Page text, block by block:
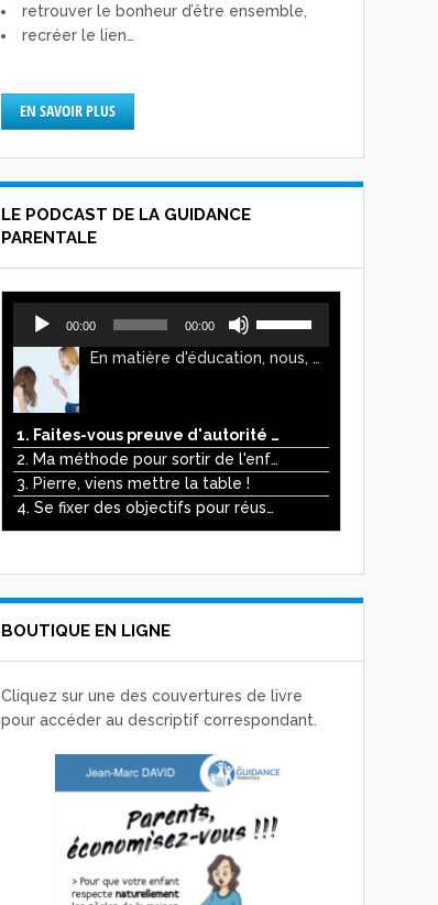
retrouver le bonheur d’être ensemble,
recréer le lien…
EN SAVOIR PLUS
LE PODCAST DE LA GUIDANCE
PARENTALE
Lecteur
audio
00:00 00:00
flèches
augmenter
ou
diminuer
le
En matière d'éducation, nous, parents, avons l'impression de faire preuve d'autorité. Mais n'est-ce pas, parfois, plutôt un jeu de pouvoir ? Ce podcast vous permettra d'y voir plus clair !
1. Faites-vous preuve d'autorité ou de pouvoir avec vos enfants ?
2. Ma méthode pour sortir de l'enfer des écrans
3. Pierre, viens mettre la table !
4. Se fixer des objectifs pour réussir
BOUTIQUE EN LIGNE
Cliquez sur une des couvertures de livre
pour accéder au descriptif correspondant.